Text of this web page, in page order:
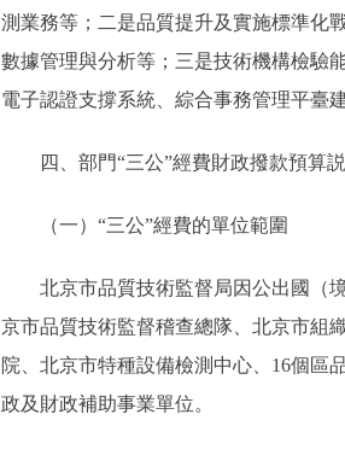
測業務等；二是品質提升及實施標準化
數據管理與分析等；三是技術機構檢驗
電子認證支撐系統、綜合事務管理平臺
四、部門“三公”經費財政撥款預算
（一）“三公”經費的單位範圍
北京市品質技術監督局因公出國（境
京市品質技術監督稽查總隊、北京市組
院、北京市特種設備檢測中心、16個區
政及財政補助事業單位。